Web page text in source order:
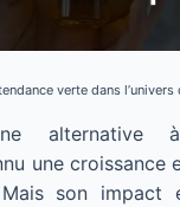
verte dans
alternative
une croissance
son impact